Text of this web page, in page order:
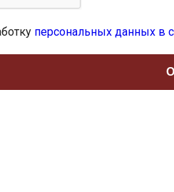
персональных данных в